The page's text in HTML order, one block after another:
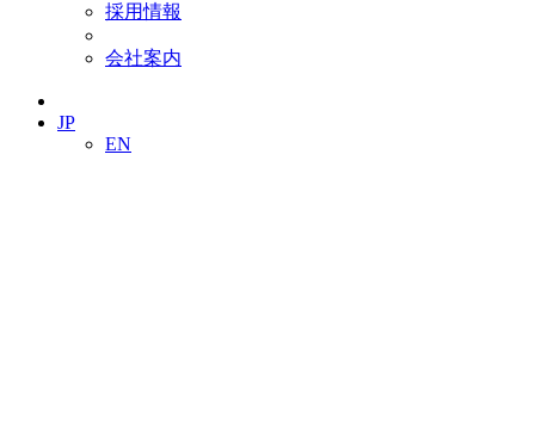
採用情報
会社案内
JP
EN